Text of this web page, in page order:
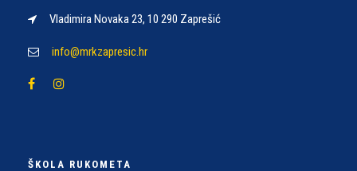
Vladimira Novaka 23, 10 290 Zaprešić
info@mrkzapresic.hr
ŠKOLA RUKOMETA